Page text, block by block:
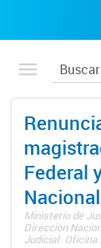
Federal
Nacional
Ministerio de
Dirección
Judicial. Oficina